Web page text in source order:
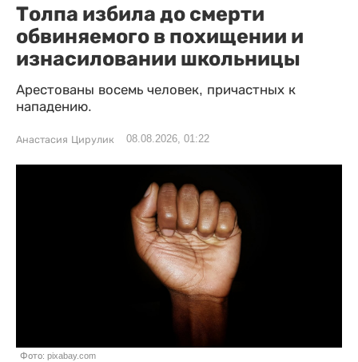
Толпа избила до смерти
обвиняемого в похищении и
изнасиловании школьницы
Арестованы восемь человек, причастных к
нападению.
Анастасия Цирулик 08.08.2026, 01:22
Фото: pixabay.com